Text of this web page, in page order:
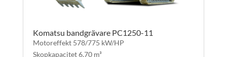
Komatsu bandgrävare PC1250-11
Motoreffekt 578/775 kW/HP
Skopkapacitet 6,70 m³